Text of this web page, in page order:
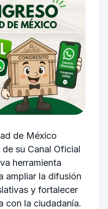
de México
su Canal Oficial
herramienta
ampliar la difusión
y fortalecer
con la ciudadanía.